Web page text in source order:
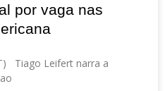
por vaga nas
Tiago Leifert narra a